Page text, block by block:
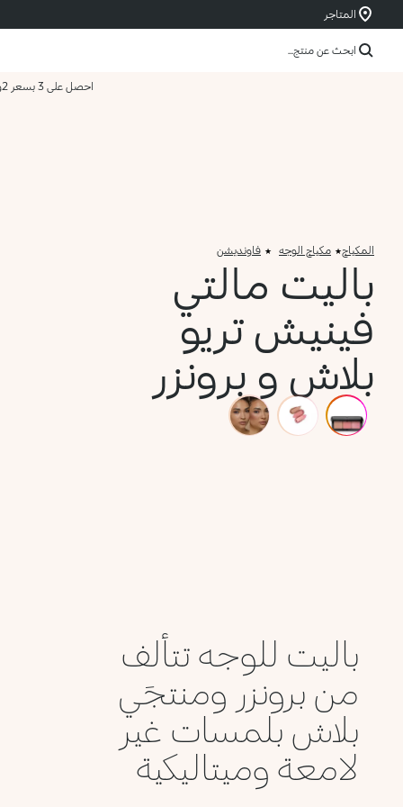
المتاجر
ابحث عن منتج...
احصل على 3 بسعر 2
المكياج مكياج الوجه فاونديشن
باليت مالتي
فينيش تريو
بلاش و برونزر
باليت للوجه تتألف
من برونزر ومنتجَي
بلاش بلمسات غير
لامعة وميتاليكية